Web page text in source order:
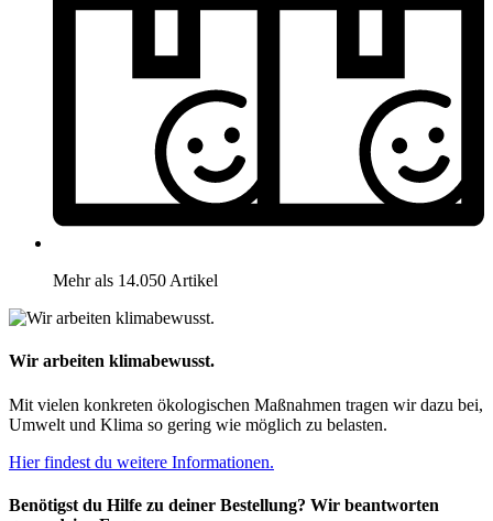
Mehr als 14.050 Artikel
Wir arbeiten klimabewusst.
Mit vielen konkreten ökologischen Maßnahmen tragen wir dazu bei,
Umwelt und Klima so gering wie möglich zu belasten.
Hier findest du weitere Informationen.
Benötigst du Hilfe zu deiner Bestellung? Wir beantworten